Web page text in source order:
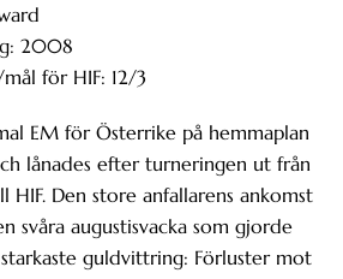
2008
för HIF: 12/3
EM för Österrike på hemmaplan
lånades efter turneringen ut från
HIF. Den store anfallarens ankomst
svåra augustisvacka som gjorde
guldvittring: Förluster mot